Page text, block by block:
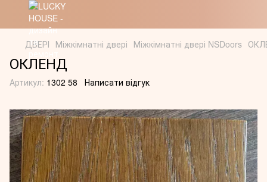
ДВЕРІ Міжкімнатні двері Міжкімнатні двері NSDoors
ОКЛЕНД
Артикул: 1302 58 Написати відгук